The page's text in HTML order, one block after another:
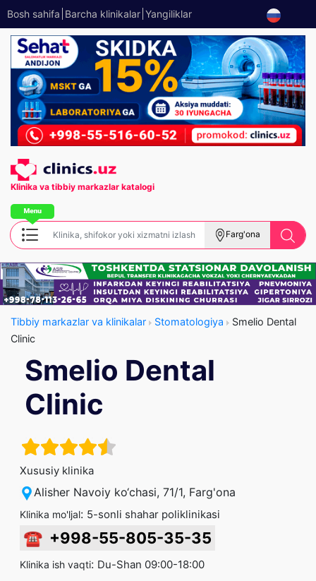
Bosh sahifa Barcha klinikalar Yangiliklar
Klinika va tibbiy markazlar katalogi
Farg'ona
Tibbiy markazlar va klinikalar Stomatologiya
Smelio Dental
Clinic
Smelio Dental
Clinic
Xususiy klinika
Alisher Navoiy ko‘chasi, 71/1, Farg'ona
Klinika mo'ljal: 5-sonli shahar poliklinikasi
☎ +998-55-805-35-35
Klinika ish vaqti: Du-Shan 09:00-18:00